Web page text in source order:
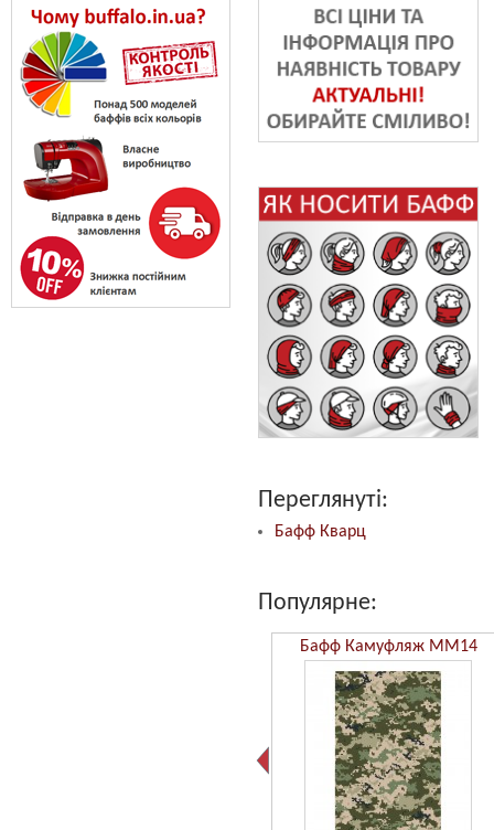
Переглянуті:
Бафф Кварц
Популярне:
Бафф Камуфляж ММ14